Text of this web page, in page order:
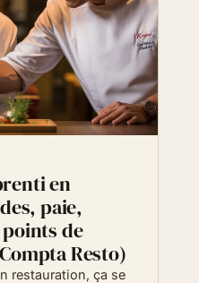
en
paie,
de
Resto)
restauration, ça se